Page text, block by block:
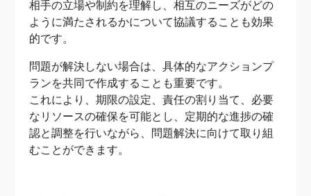
相手の立場や制約を理解し、相互のニーズがどの
ように満たされるかについて協議することも効果
的です。
問題が解決しない場合は、具体的なアクションプ
ランを共同で作成することも重要です。
これにより、期限の設定、責任の割り当て、必要
なリソースの確保を可能とし、定期的な進捗の確
認と調整を行いながら、問題解決に向けて取り組
むことができます。